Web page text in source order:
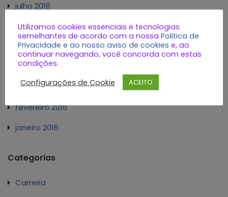
julho 2016
junho 2016
maio 2016
abril 2016
março 2016
fevereiro 2016
janeiro 2016
Categorias
Carreira
Utilizamos cookies essenciais e tecnologias
semelhantes de acordo com a nossa Politica de
Privacidade e ao nosso aviso de cookies e, ao
continuar navegando, você concorda com estas
condições.
Configurações de Cookie
ACEITO